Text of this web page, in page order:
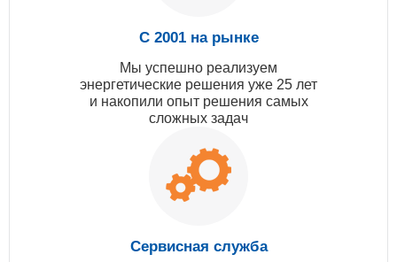
С 2001 на рынке
Мы успешно реализуем
энергетические решения уже 25 лет
и накопили опыт решения самых
сложных задач
Сервисная служба